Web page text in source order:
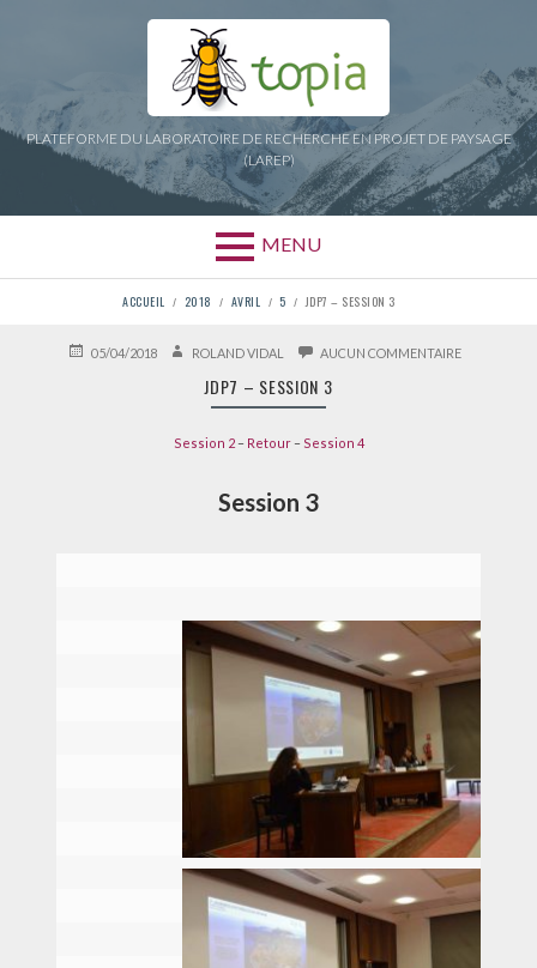
PLATEFORME DU LABORATOIRE DE RECHERCHE EN PROJET DE PAYSAGE
(LAREP)
MENU
D'ARIANE
ACCUEIL 2018 AVRIL 5 JDP7 – SESSION 3
PUBLIÉ05/04/2018 AUTEURROLAND VIDAL AUCUN COMMENTAIRESUR
JDP7 – SESSION 3
Session 2– Retour– Session 4
Session 3